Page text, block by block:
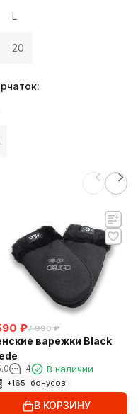
L
20
₽7 990 ₽
варежки Black
4 В наличии
+165 бонусов
В КОРЗИНУ